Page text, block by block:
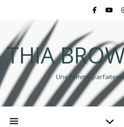
THIA
Une femme